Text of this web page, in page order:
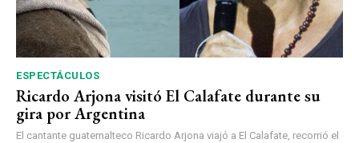
ESPECTÁCULOS
Ricardo Arjona visitó El Calafate durante su
gira por Argentina
El cantante guatemalteco Ricardo Arjona viajó a El Calafate, recorrió el